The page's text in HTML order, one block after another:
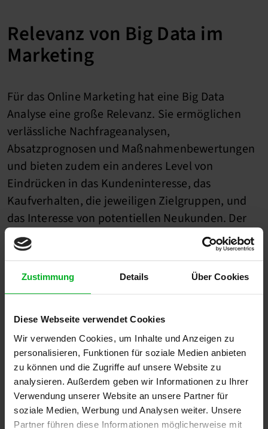
Zustimmung Details Über Cookies
Diese Webseite verwendet Cookies
Wir verwenden Cookies, um Inhalte und Anzeigen zu
personalisieren, Funktionen für soziale Medien anbieten
zu können und die Zugriffe auf unsere Website zu
analysieren. Außerdem geben wir Informationen zu Ihrer
Verwendung unserer Website an unsere Partner für
soziale Medien, Werbung und Analysen weiter. Unsere
Partner führen diese Informationen möglicherweise mit
Relevanz von Big Data im
Marketing
Für das Online Marketing hat eine Big Data
Analyse eine große Relevanz. Sie ermöglichen
verlässliche Nachfrageanalysen,
Absatzprognosen und Maßnahmenbewertungen
und bieten zudem ein anderes Level von
Eindrücken in das Kundeninteresse, das
Kaufverhalten, die jeweiligen Zielgruppen, und
das Interesse von potentiellen Neukunden. Der
dadurch resultierende Wettbewerbsvorteil lässt
sich bei großen E-Commerce Unternehmen wie
Amazon oder Zalando beobachten. Konkret im E-
Commerce lassen sich Personalisierungen wie
oder „das könnte Sie auch interessieren“ und
somit Up- und Cross-Selling Strategien
realisieren.
Wie arbeitet man mit Big
Data?